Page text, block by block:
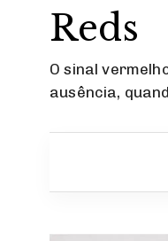
Reds
O sinal
ausência,